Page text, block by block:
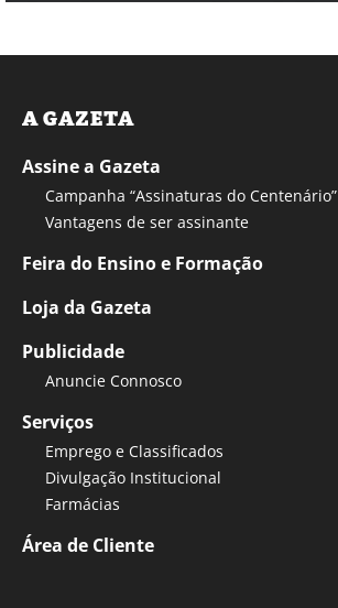
A GAZETA
Assine a Gazeta
Campanha “Assinaturas do Centenário”
Vantagens de ser assinante
Feira do Ensino e Formação
Loja da Gazeta
Publicidade
Anuncie Connosco
Serviços
Emprego e Classificados
Divulgação Institucional
Farmácias
Área de Cliente